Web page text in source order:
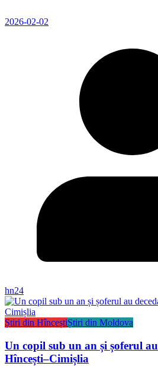
2026-02-02
hn24
Știri din HînceștiȘtiri din Moldova
Un copil sub un an și șoferul
Hîncești–Cimișlia